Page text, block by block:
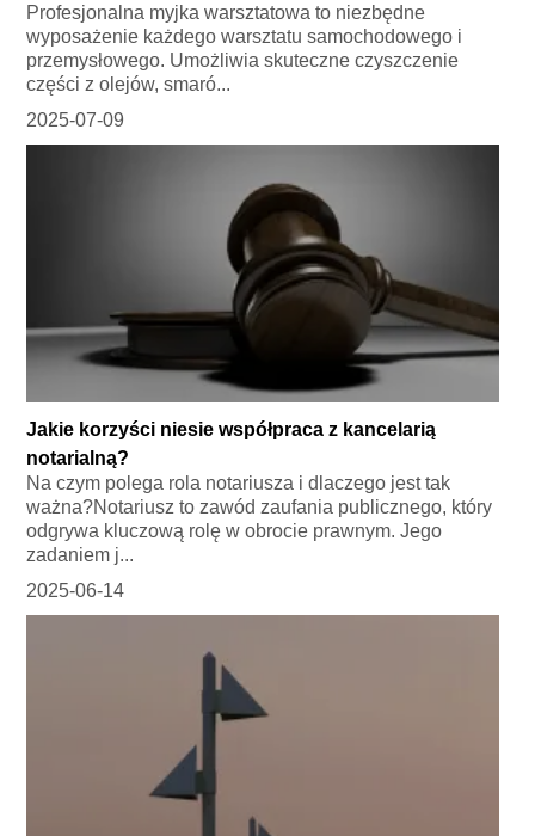
Profesjonalna myjka warsztatowa to niezbędne
wyposażenie każdego warsztatu samochodowego i
przemysłowego. Umożliwia skuteczne czyszczenie
części z olejów, smaró...
2025-07-09
Jakie korzyści niesie współpraca z kancelarią
notarialną?
Na czym polega rola notariusza i dlaczego jest tak
ważna?Notariusz to zawód zaufania publicznego, który
odgrywa kluczową rolę w obrocie prawnym. Jego
zadaniem j...
2025-06-14